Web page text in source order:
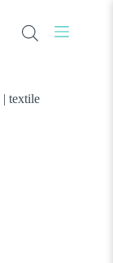
| textile